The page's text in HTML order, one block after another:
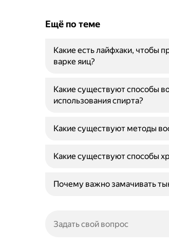
Ещё по теме
Какие есть лайфхаки, чтобы
варке яиц?
Какие существуют способы
использования спирта?
Какие существуют методы
Какие существуют способы
Почему важно замачивать